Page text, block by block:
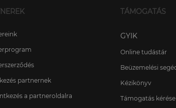
partnernek
a partneroldalra
TÁMOGATÁS
GYIK
Online tudástár
Beüzemelési
Kézikönyv
Támogatás kérése